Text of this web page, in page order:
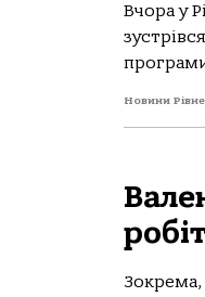
Вчора у
Новини